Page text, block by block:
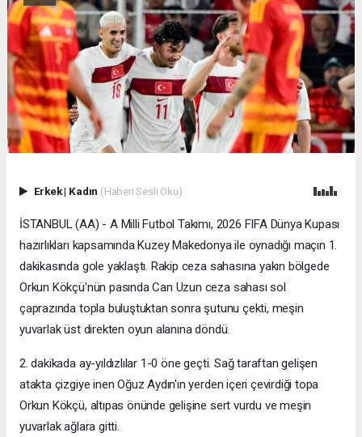
Erkek| Kadın (Haberi Sesli Oku)
İSTANBUL (AA) - A Milli Futbol Takımı, 2026 FIFA Dünya Kupası
hazırlıkları kapsamında Kuzey Makedonya ile oynadığı maçın 1.
dakikasında gole yaklaştı. Rakip ceza sahasına yakın bölgede
Orkun Kökçü'nün pasında Can Uzun ceza sahası sol
çaprazında topla buluştuktan sonra şutunu çekti, meşin
yuvarlak üst direkten oyun alanına döndü.
2. dakikada ay-yıldızlılar 1-0 öne geçti. Sağ taraftan gelişen
atakta çizgiye inen Oğuz Aydın'ın yerden içeri çevirdiği topa
Orkun Kökçü, altıpas önünde gelişine sert vurdu ve meşin
yuvarlak ağlara gitti.